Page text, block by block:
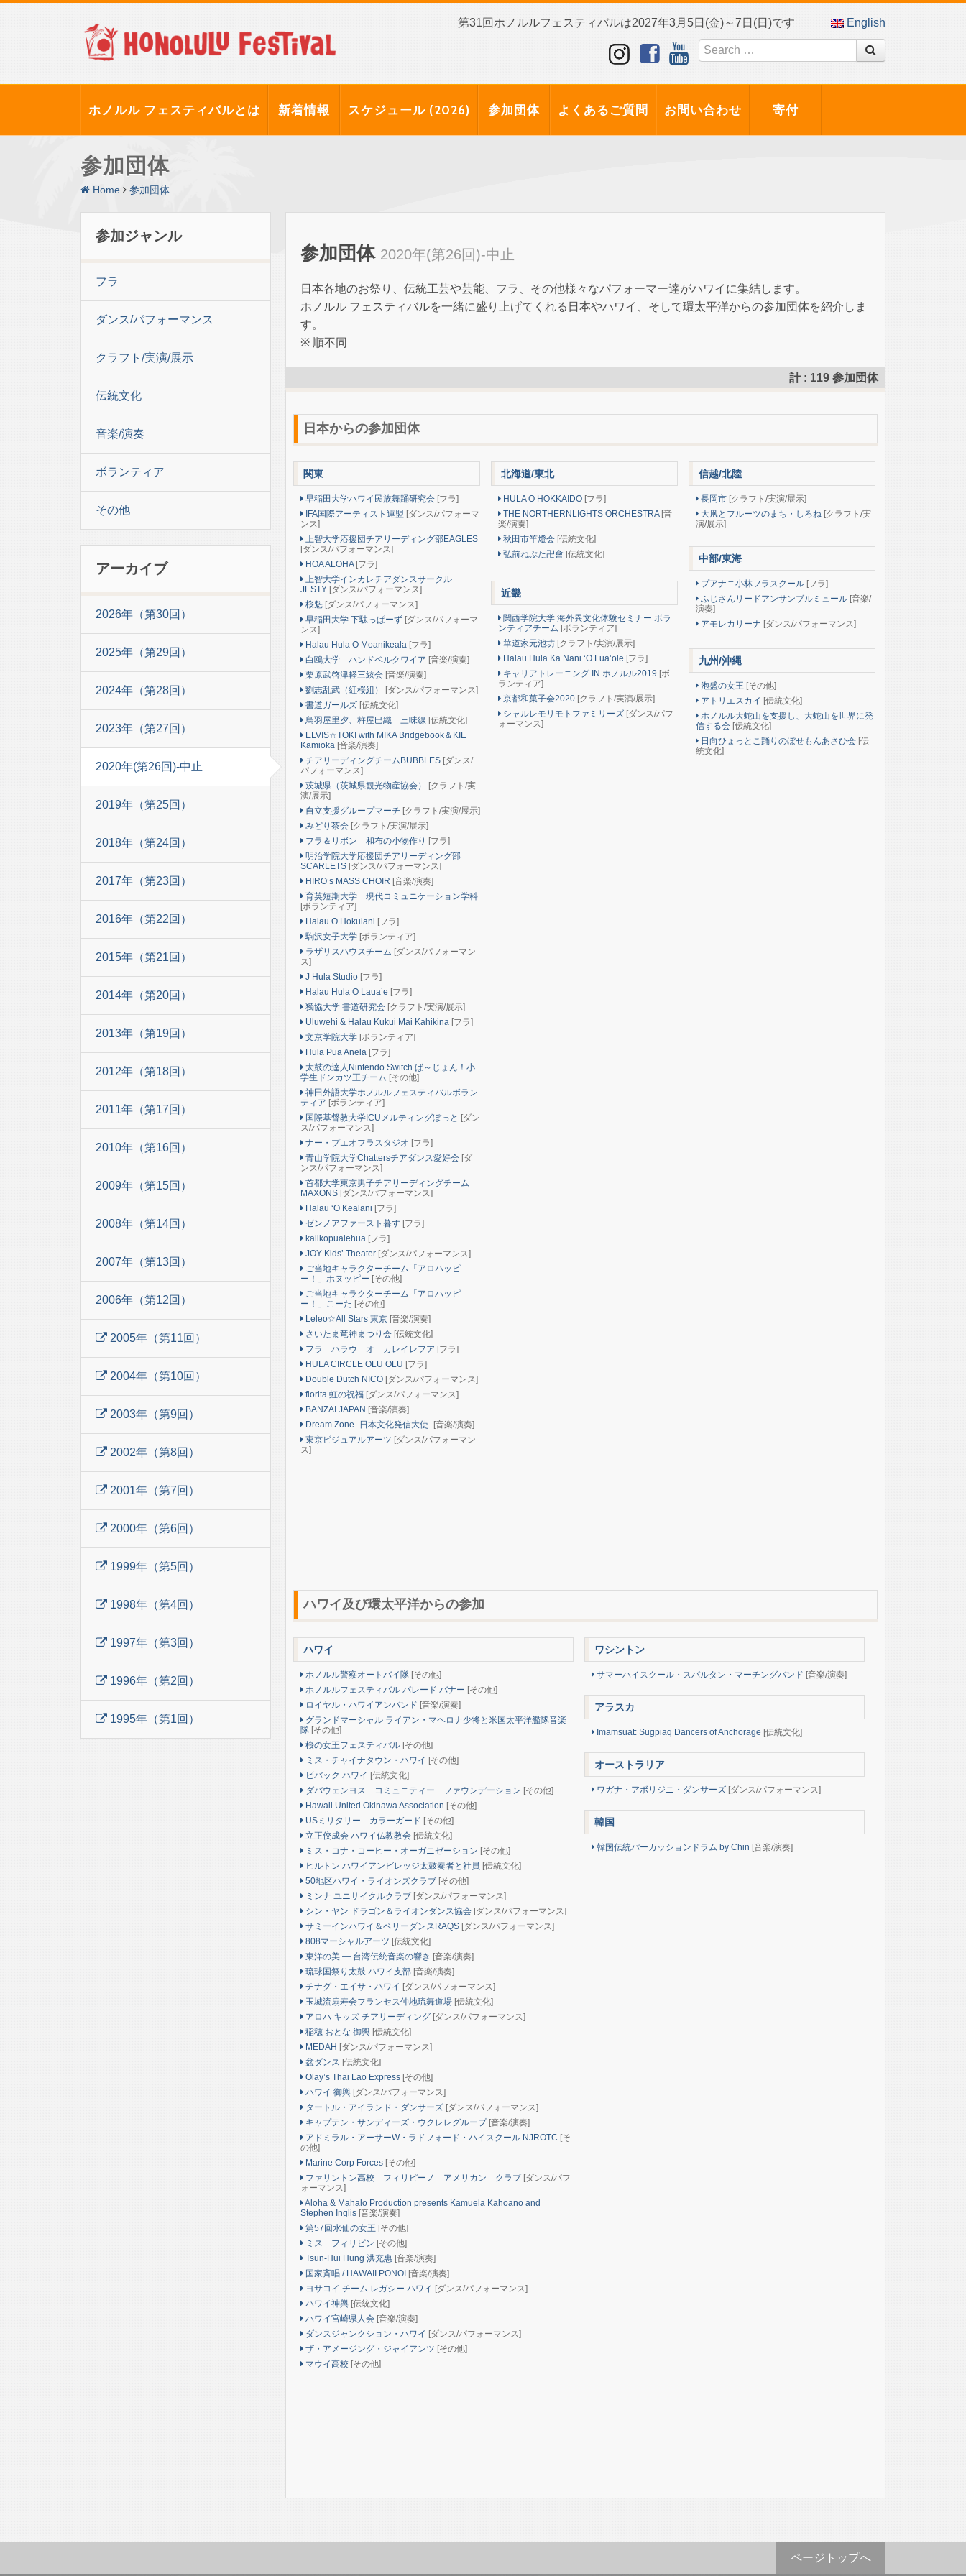
第31回ホノルルフェスティバルは2027年3月5日(金)～7日(日)です English
ホノルル フェスティバルとは 新着情報 スケジュール (2026) 参加団体 よくあるご質問 お問い合わせ 寄付
参加団体
Home 参加団体
参加ジャンル
フラ
ダンス/パフォーマンス
クラフト/実演/展示
伝統文化
音楽/演奏
ボランティア
その他
アーカイブ
2026年（第30回）
2025年（第29回）
2024年（第28回）
2023年（第27回）
2020年(第26回)-中止
2019年（第25回）
2018年（第24回）
2017年（第23回）
2016年（第22回）
2015年（第21回）
2014年（第20回）
2013年（第19回）
2012年（第18回）
2011年（第17回）
2010年（第16回）
2009年（第15回）
2008年（第14回）
2007年（第13回）
2006年（第12回）
2005年（第11回）
2004年（第10回）
2003年（第9回）
2002年（第8回）
2001年（第7回）
2000年（第6回）
1999年（第5回）
1998年（第4回）
1997年（第3回）
1996年（第2回）
1995年（第1回）
参加団体 2020年(第26回)-中止
日本各地のお祭り、伝統工芸や芸能、フラ、その他様々なパフォーマー達がハワイに集結します。
ホノルル フェスティバルを一緒に盛り上げてくれる日本やハワイ、そして環太平洋からの参加団体を紹介しま
す。
※ 順不同
計 : 119 参加団体
日本からの参加団体
関東
早稲田大学ハワイ民族舞踊研究会 [フラ]
IFA国際アーティスト連盟 [ダンス/パフォーマ
ンス]
上智大学応援団チアリーディング部EAGLES
[ダンス/パフォーマンス]
HOA ALOHA [フラ]
上智大学インカレチアダンスサークル
JESTY [ダンス/パフォーマンス]
桜魁 [ダンス/パフォーマンス]
早稲田大学 下駄っぱーず [ダンス/パフォーマ
ンス]
Halau Hula O Moanikeala [フラ]
白鴎大学 ハンドベルクワイア [音楽/演奏]
栗原武啓津軽三絃会 [音楽/演奏]
劉志乱武（紅桜組）
[ダンス/パフォーマンス]
書道ガールズ [伝統文化]
鳥羽屋里夕、杵屋巳織 三味線 [伝統文化]
ELVIS☆TOKI with MIKA Bridgebook＆KIE
Kamioka [音楽/演奏]
チアリーディングチームBUBBLES [ダンス/
パフォーマンス]
茨城県（茨城県観光物産協会）
[クラフト/実
演/展示]
自立支援グループマーチ [クラフト/実演/展示]
みどり茶会 [クラフト/実演/展示]
フラ＆リボン 和布の小物作り [フラ]
明治学院大学応援団チアリーディング部
SCARLETS [ダンス/パフォーマンス]
HIRO’s MASS CHOIR [音楽/演奏]
育英短期大学 現代コミュニケーション学科
[ボランティア]
Halau O Hokulani [フラ]
駒沢女子大学 [ボランティア]
ラザリスハウスチーム [ダンス/パフォーマン
ス]
J Hula Studio [フラ]
Halau Hula O Laua’e [フラ]
獨協大学 書道研究会 [クラフト/実演/展示]
Uluwehi & Halau Kukui Mai Kahikina [フラ]
文京学院大学 [ボランティア]
Hula Pua Anela [フラ]
太鼓の達人Nintendo Switch ば～じょん！小
学生ドンカツ王チーム [その他]
神田外語大学ホノルルフェスティバルボラン
ティア [ボランティア]
国際基督教大学ICUメルティングぽっと [ダン
ス/パフォーマンス]
ナー・プエオフラスタジオ [フラ]
青山学院大学Chattersチアダンス愛好会 [ダ
ンス/パフォーマンス]
首都大学東京男子チアリーディングチーム
MAXONS [ダンス/パフォーマンス]
Hālau ‘O Kealani [フラ]
ゼンノアファースト暮す [フラ]
kalikopualehua [フラ]
JOY Kids’ Theater [ダンス/パフォーマンス]
ご当地キャラクターチーム「アロハッピ
ー！」ホヌッピー [その他]
ご当地キャラクターチーム「アロハッピ
ー！」こーた [その他]
Leleo☆All Stars 東京 [音楽/演奏]
さいたま竜神まつり会 [伝統文化]
フラ ハラウ オ カレイレフア [フラ]
HULA CIRCLE OLU OLU [フラ]
Double Dutch NICO [ダンス/パフォーマンス]
fiorita 虹の祝福 [ダンス/パフォーマンス]
BANZAI JAPAN [音楽/演奏]
Dream Zone -日本文化発信大使- [音楽/演奏]
東京ビジュアルアーツ [ダンス/パフォーマン
ス]
北海道/東北
HULA O HOKKAIDO [フラ]
THE NORTHERNLIGHTS ORCHESTRA [音
楽/演奏]
秋田市竿燈会 [伝統文化]
弘前ねぷた卍會 [伝統文化]
信越/北陸
長岡市 [クラフト/実演/展示]
大凧とフルーツのまち・しろね [クラフト/実
演/展示]
中部/東海
プアナニ小林フラスクール [フラ]
ふじさんリードアンサンブルミュール [音楽/
演奏]
アモレカリーナ [ダンス/パフォーマンス]
近畿
関西学院大学 海外異文化体験セミナー ボラ
ンティアチーム [ボランティア]
華道家元池坊 [クラフト/実演/展示]
Hālau Hula Ka Nani ‘O Lua’ole [フラ]
キャリアトレーニング IN ホノルル2019 [ボ
ランティア]
京都和菓子会2020 [クラフト/実演/展示]
シャルレモリモトファミリーズ [ダンス/パフ
ォーマンス]
九州/沖縄
泡盛の女王 [その他]
アトリエスカイ [伝統文化]
ホノルル大蛇山を支援し、大蛇山を世界に発
信する会 [伝統文化]
日向ひょっとこ踊りのぼせもんあさひ会 [伝
統文化]
ハワイ及び環太平洋からの参加
ハワイ
ホノルル警察オートバイ隊 [その他]
ホノルルフェスティバル パレード バナー [その他]
ロイヤル・ハワイアンバンド [音楽/演奏]
グランドマーシャル ライアン・マヘロナ少将と米国太平洋艦隊音楽
隊 [その他]
桜の女王フェスティバル [その他]
ミス・チャイナタウン・ハワイ [その他]
ビバック ハワイ [伝統文化]
ダバウェンヨス コミュニティー ファウンデーション [その他]
Hawaii United Okinawa Association [その他]
USミリタリー カラーガード [その他]
立正佼成会 ハワイ仏教教会 [伝統文化]
ミス・コナ・コーヒー・オーガニゼーション [その他]
ヒルトン ハワイアンビレッジ太鼓奏者と社員 [伝統文化]
50地区ハワイ・ライオンズクラブ [その他]
ミンナ ユニサイクルクラブ [ダンス/パフォーマンス]
シン・ヤン ドラゴン＆ライオンダンス協会 [ダンス/パフォーマンス]
サミーインハワイ＆ベリーダンスRAQS [ダンス/パフォーマンス]
808マーシャルアーツ [伝統文化]
東洋の美 ― 台湾伝統音楽の響き [音楽/演奏]
琉球国祭り太鼓 ハワイ支部 [音楽/演奏]
チナグ・エイサ・ハワイ [ダンス/パフォーマンス]
玉城流扇寿会フランセス仲地琉舞道場 [伝統文化]
アロハ キッズ チアリーディング [ダンス/パフォーマンス]
稲穂 おとな 御輿 [伝統文化]
MEDAH [ダンス/パフォーマンス]
盆ダンス [伝統文化]
Olay’s Thai Lao Express [その他]
ハワイ 御輿 [ダンス/パフォーマンス]
タートル・アイランド・ダンサーズ [ダンス/パフォーマンス]
キャプテン・サンディーズ・ウクレレグループ [音楽/演奏]
アドミラル・アーサーW・ラドフォード・ハイスクール NJROTC [そ
の他]
Marine Corp Forces [その他]
ファリントン高校 フィリピーノ アメリカン クラブ [ダンス/パフ
ォーマンス]
Aloha & Mahalo Production presents Kamuela Kahoano and
Stephen Inglis [音楽/演奏]
第57回水仙の女王 [その他]
ミス フィリピン [その他]
Tsun-Hui Hung 洪充惠 [音楽/演奏]
国家斉唱 / HAWAII PONOI [音楽/演奏]
ヨサコイ チーム レガシー ハワイ [ダンス/パフォーマンス]
ハワイ神輿 [伝統文化]
ハワイ宮崎県人会 [音楽/演奏]
ダンスジャンクション・ハワイ [ダンス/パフォーマンス]
ザ・アメージング・ジャイアンツ [その他]
マウイ高校 [その他]
ワシントン
サマーハイスクール・スパルタン・マーチングバンド [音楽/演奏]
アラスカ
Imamsuat: Sugpiaq Dancers of Anchorage [伝統文化]
オーストラリア
ワガナ・アボリジニ・ダンサーズ [ダンス/パフォーマンス]
韓国
韓国伝統パーカッションドラム by Chin [音楽/演奏]
ページトップへ